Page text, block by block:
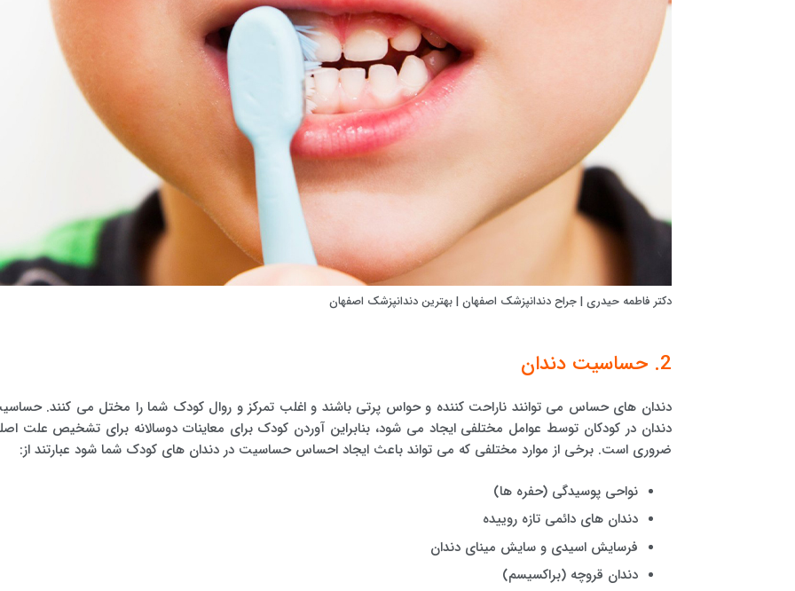
دکتر فاطمه حیدری | جراح دندانپزشک اصفهان | بهترین دندانپزشک اصفهان
2. حساسیت دندان
دندان های حساس می توانند ناراحت کننده و حواس پرتی باشند و اغلب تمرکز و روال کودک شما را مختل می کنند.
دندان در کودکان توسط عوامل مختلفی ایجاد می شود، بنابراین آوردن کودک برای معاینات دوسالانه برای تشخیص علت
ضروری است. برخی از موارد مختلفی که می تواند باعث ایجاد احساس حساسیت در دندان های کودک شما شود عبارتند از:
نواحی پوسیدگی (حفره ها)
دندان های دائمی تازه روییده
فرسایش اسیدی و سایش مینای دندان
دندان قروچه (براکسیسم)